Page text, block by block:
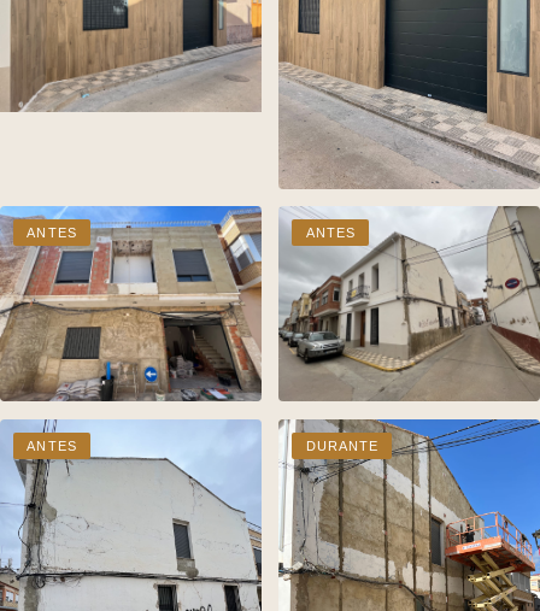
ANTES ANTES
ANTES DURANTE